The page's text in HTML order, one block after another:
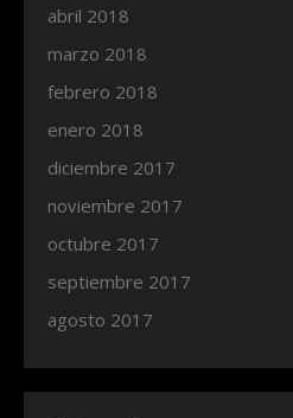
abril 2018
marzo 2018
febrero 2018
enero 2018
diciembre 2017
noviembre 2017
octubre 2017
septiembre 2017
agosto 2017